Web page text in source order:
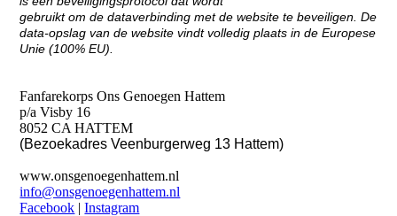
gebruikt om de dataverbinding met de website te beveiligen. De
data-opslag van de website vindt volledig plaats in de Europese
Unie (100% EU).
Fanfarekorps Ons Genoegen Hattem
p/a Visby 16
8052 CA HATTEM
(Bezoekadres Veenburgerweg 13 Hattem)
www.onsgenoegenhattem.nl
info@onsgenoegenhattem.nl
Facebook |Instagram